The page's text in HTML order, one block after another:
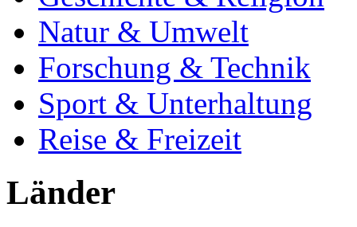
Natur & Umwelt
Forschung & Technik
Sport & Unterhaltung
Reise & Freizeit
Länder